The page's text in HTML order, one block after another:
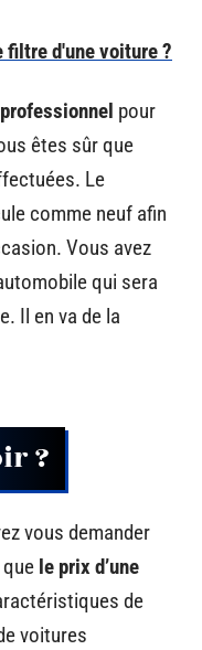
d'une voiture ?
pour
êtes sûr que
Le
comme neuf afin
Vous avez
qui sera
Il en va de la
?
vous demander
le prix d’une
de
voitures